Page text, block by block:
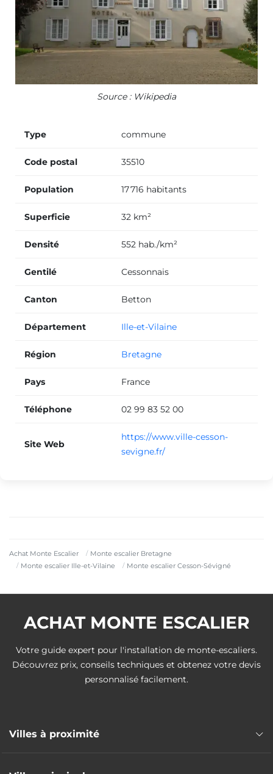
Achat Monte Escalier
Monte escalier Bretagne
Monte escalier Ille-et-Vilaine
Monte escalier Cesson-Sévigné
Source : Wikipedia
Type commune
Code postal 35510
Population 17 716 habitants
Superficie 32 km²
Densité 552 hab./km²
Gentilé Cessonnais
Canton Betton
Département Ille-et-Vilaine
Région Bretagne
Pays France
Téléphone 02 99 83 52 00
Site Web
https://www.ville-cesson-
sevigne.fr/
ACHAT MONTE ESCALIER
Votre guide expert pour l'installation de monte-escaliers.
Découvrez prix, conseils techniques et obtenez votre devis
personnalisé facilement.
Villes à proximité